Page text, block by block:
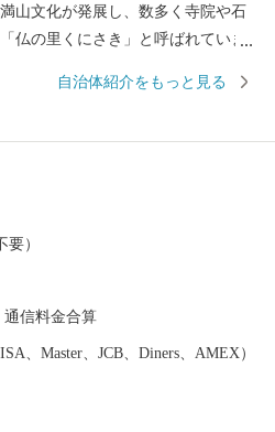
山文化が発展し、数多く寺院や石
仏の里くにさき」と呼ばれていま
・山の幸、あらゆる旬の幸を日々
との定期便があります。
自治体紹介をもっと見る
）
通信料金合算
、Master、JCB、Diners、AMEX）